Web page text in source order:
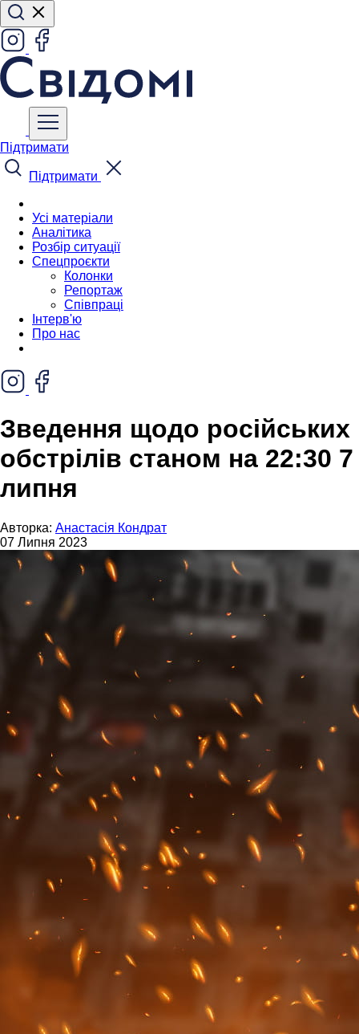
Підтримати
Підтримати
Усі матеріали
Аналітика
Розбір ситуації
Спецпроєкти
Колонки
Репортаж
Співпраці
Інтерв'ю
Про нас
Зведення щодо російських
обстрілів станом на 22:30 7
липня
Авторка: Анастасія Кондрат
07 Липня 2023